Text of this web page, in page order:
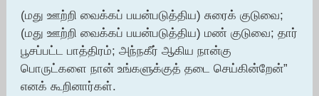
(மது ஊற்றி வைக்கப் பயன்படுத்திய) சுரைக் குடுவை;
(மது ஊற்றி வைக்கப் பயன்படுத்திய) மண் குடுவை; தார்
பூசப்பட்ட பாத்திரம்; அந்நகீர் ஆகிய நான்கு
பொருட்களை நான் உங்களுக்குத் தடை செய்கின்றேன்”
எனக் கூறினார்கள்.